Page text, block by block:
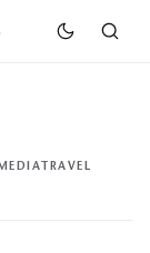
MEDIA
TRAVEL